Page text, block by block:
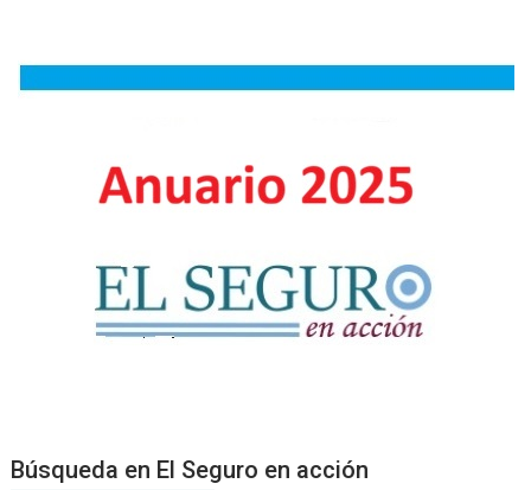
Búsqueda en El Seguro en acción